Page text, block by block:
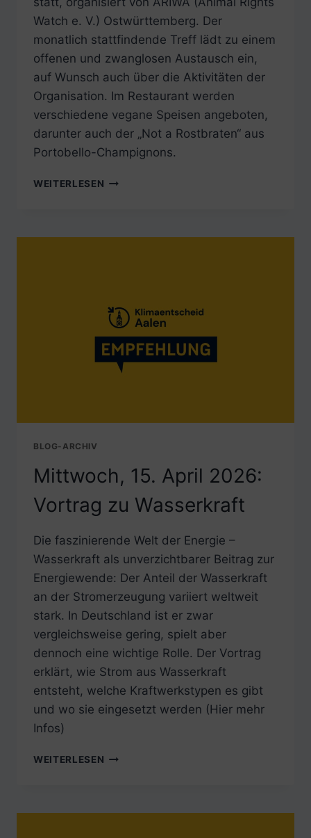
Watch e. V.) Ostwürttemberg. Der
monatlich stattfindende Treff lädt zu einem
offenen und zwanglosen Austausch ein,
auf Wunsch auch über die Aktivitäten der
Organisation. Im Restaurant werden
verschiedene vegane Speisen angeboten,
darunter auch der „Not a Rostbraten“ aus
Portobello-Champignons.
WEITERLESEN FREITAG,
VEGANER
BLOG-ARCHIV
Mittwoch, 15. April 2026:
Vortrag zu Wasserkraft
Die faszinierende Welt der Energie –
Wasserkraft als unverzichtbarer Beitrag zur
Energiewende: Der Anteil der Wasserkraft
an der Stromerzeugung variiert weltweit
stark. In Deutschland ist er zwar
vergleichsweise gering, spielt aber
dennoch eine wichtige Rolle. Der Vortrag
erklärt, wie Strom aus Wasserkraft
entsteht, welche Kraftwerkstypen es gibt
und wo sie eingesetzt werden (Hier mehr
Infos)
WEITERLESEN MITTWOCH,
VORTRAG